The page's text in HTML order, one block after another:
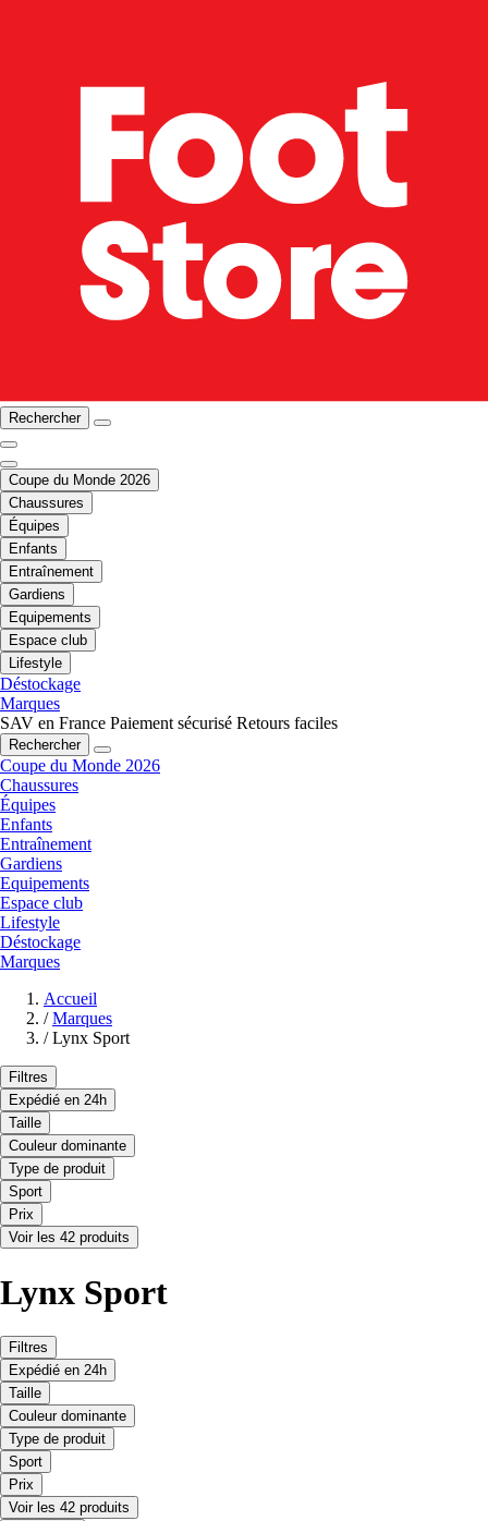
Rechercher
Coupe du Monde 2026
Chaussures
Équipes
Enfants
Entraînement
Gardiens
Equipements
Espace club
Lifestyle
Déstockage
Marques
SAV en France Paiement sécurisé Retours faciles
Rechercher
Coupe du Monde 2026
Chaussures
Équipes
Enfants
Entraînement
Gardiens
Equipements
Espace club
Lifestyle
Déstockage
Marques
Accueil
/ Marques
/ Lynx Sport
Filtres
Expédié en 24h
Taille
Couleur dominante
Type de produit
Sport
Prix
Voir les 42 produits
Lynx Sport
Filtres
Expédié en 24h
Taille
Couleur dominante
Type de produit
Sport
Prix
Voir les 42 produits